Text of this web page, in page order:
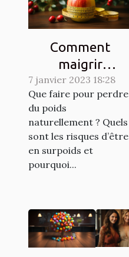
Comment
maigrir
naturellement ?
7 janvier 2023 18:28
Que faire pour perdre
du poids
naturellement ? Quels
sont les risques d’être
en surpoids et
pourquoi...